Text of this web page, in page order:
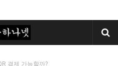
결제 가능할까?